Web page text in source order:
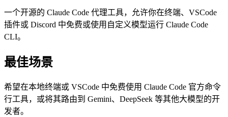
一个开源的 Claude Code 代理工具，允许你在终端、VSCode
插件或 Discord 中免费或使用自定义模型运行 Claude Code
CLI。
最佳场景
希望在本地终端或 VSCode 中免费使用 Claude Code 官方命令
行工具，或将其路由到 Gemini、DeepSeek 等其他大模型的开
发者。